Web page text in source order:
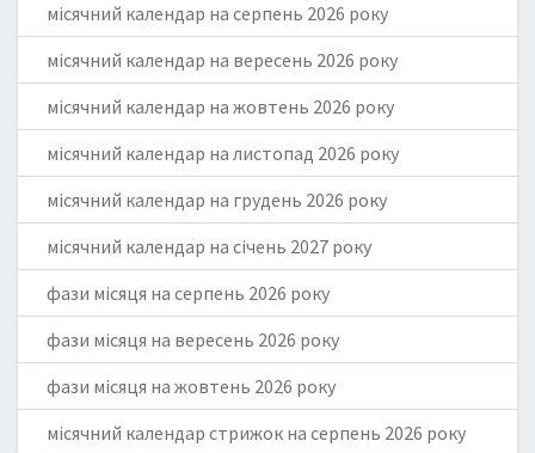
місячний календар на серпень 2026 року
місячний календар на вересень 2026 року
місячний календар на жовтень 2026 року
місячний календар на листопад 2026 року
місячний календар на грудень 2026 року
місячний календар на січень 2027 року
фази місяця на серпень 2026 року
фази місяця на вересень 2026 року
фази місяця на жовтень 2026 року
місячний календар стрижок на серпень 2026 року